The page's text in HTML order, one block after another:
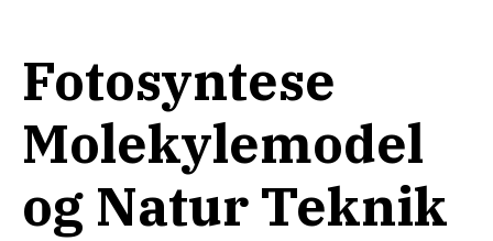
Fotosyntese
Molekylemodel
og Natur Teknik